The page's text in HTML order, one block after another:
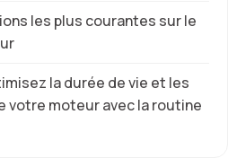
les plus courantes sur le
la durée de vie et les
votre moteur avec la routine